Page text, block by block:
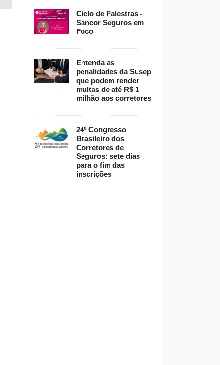
Ciclo de Palestras -
Sancor Seguros em
Foco
Entenda as
penalidades da Susep
que podem render
multas de até R$ 1
milhão aos corretores
24º Congresso
Brasileiro dos
Corretores de
Seguros: sete dias
para o fim das
inscrições